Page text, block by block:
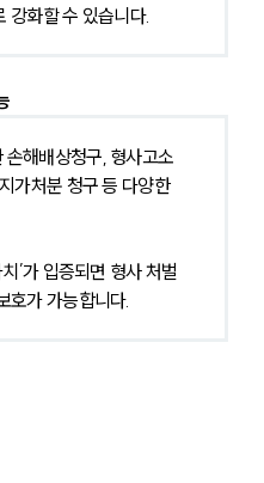
강화할 수 있습니다.
해배상청구, 형사고소
가처분 청구 등 다양한
’가 입증되면 형사 처벌
호가 가능합니다.